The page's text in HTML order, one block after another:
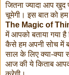
जितना ज्यादा आप
चूमेगी। इस बात को हम
The Magic of
में आपको बताया गया
कैसे हम अपनी सोच में
साल के लिए क्या-क्या
आज की ये किताब